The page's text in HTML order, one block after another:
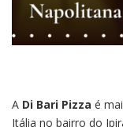
A Di Bari Pizza é
Itália no bairro do